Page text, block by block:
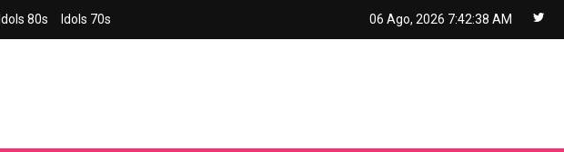
Idols 80s Idols 70s 06 Ago, 2026 7:42:39 AM